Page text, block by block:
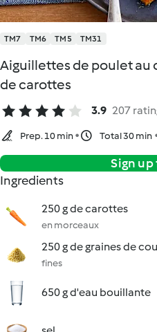
TM7 TM6 TM5 TM31
Aiguillettes de poulet au
de carottes
3.9 207
Prep. 10 min Total 30 min
Sign
Ingredients
250 g de carottes
en morceaux
250 g de graines de
fines
650 g d'eau bouillante